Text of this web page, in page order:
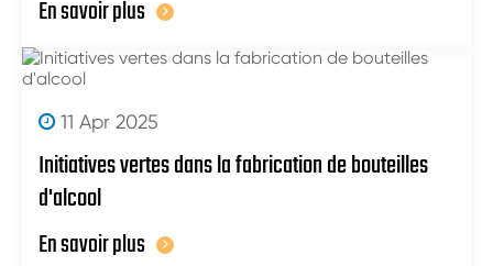
En savoir plus
11 Apr 2025
Initiatives vertes dans la fabrication de bouteilles
d'alcool
En savoir plus